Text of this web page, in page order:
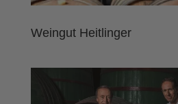
Weingut Heitlinger